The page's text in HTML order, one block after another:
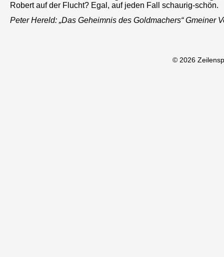
Robert auf der Flucht? Egal, auf jeden Fall schaurig-schön.
Peter Hereld: „Das Geheimnis des Goldmachers“ Gmeiner
© 2026